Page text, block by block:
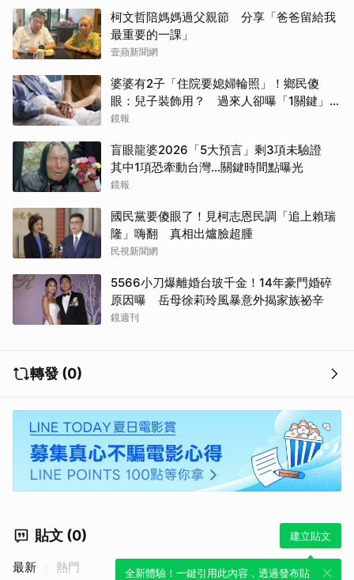
柯文哲陪媽媽過父親節 分享「爸爸留給我
最重要的一課」
壹蘋新聞網
婆婆有2子「住院要媳婦輪照」！鄉民傻
眼：兒子裝飾用？ 過來人卻曝「1關鍵」才
做決定
鏡報
盲眼龍婆2026「5大預言」剩3項未驗證
其中1項恐牽動台灣...關鍵時間點曝光
鏡報
國民黨要傻眼了！見柯志恩民調「追上賴瑞
隆」嗨翻 真相出爐臉超腫
民視新聞網
5566小刀爆離婚台玻千金！14年豪門婚碎
原因曝 岳母徐莉玲風暴意外揭家族祕辛
鏡週刊
轉發 (0)
貼文 (0) 建立貼文
全新體驗！一鍵引用此內容，透過發布貼
最新 熱門